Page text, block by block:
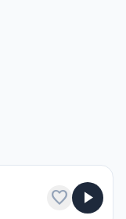
favorite play_arrow